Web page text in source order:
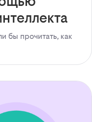
бы прочитать, как